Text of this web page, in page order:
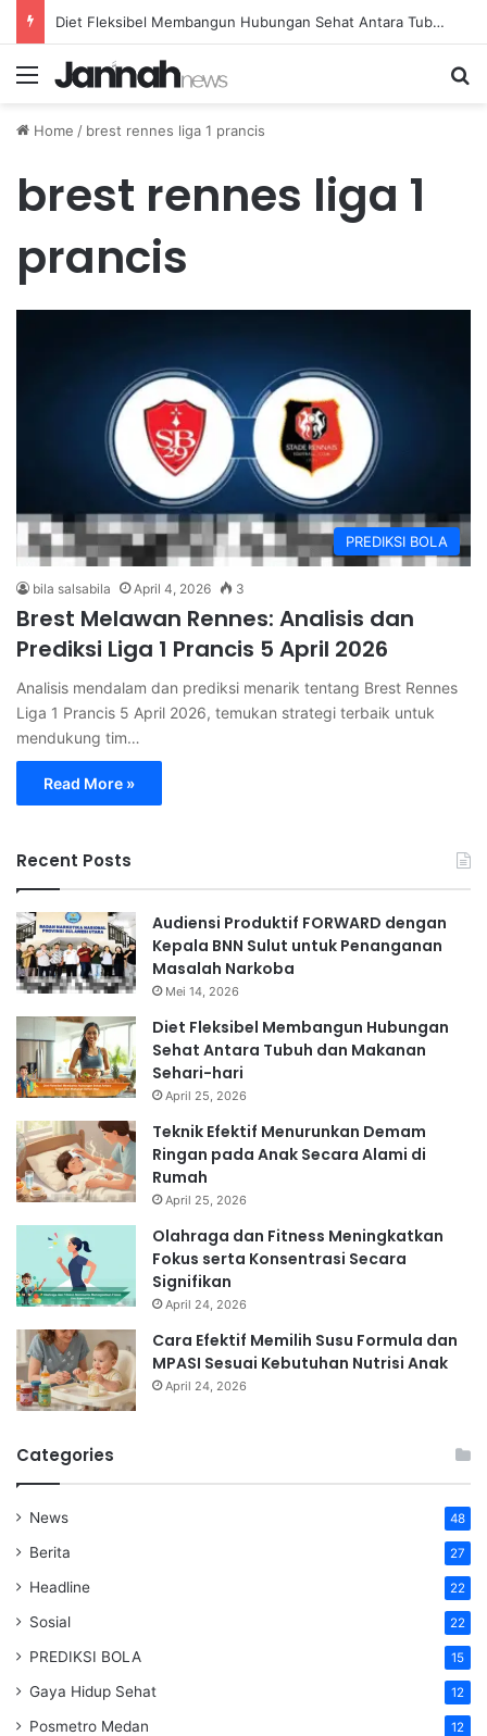
Diet Fleksibel Membangun Hubungan Sehat Antara Tubuh dan Makanan Sehari-hari
Menu
Home / brest rennes liga 1 prancis
brest rennes liga 1
prancis
PREDIKSI BOLA
bila salsabila April 4, 2026 3
Brest Melawan Rennes: Analisis dan
Prediksi Liga 1 Prancis 5 April 2026
Analisis mendalam dan prediksi menarik tentang Brest Rennes
Liga 1 Prancis 5 April 2026, temukan strategi terbaik untuk
mendukung tim…
Read More »
Recent Posts
Audiensi Produktif FORWARD dengan
Kepala BNN Sulut untuk Penanganan
Masalah Narkoba
Mei 14, 2026
Diet Fleksibel Membangun Hubungan
Sehat Antara Tubuh dan Makanan
Sehari-hari
April 25, 2026
Teknik Efektif Menurunkan Demam
Ringan pada Anak Secara Alami di
Rumah
April 25, 2026
Olahraga dan Fitness Meningkatkan
Fokus serta Konsentrasi Secara
Signifikan
April 24, 2026
Cara Efektif Memilih Susu Formula dan
MPASI Sesuai Kebutuhan Nutrisi Anak
April 24, 2026
Categories
News 48
Berita 27
Headline 22
Sosial 22
PREDIKSI BOLA 15
Gaya Hidup Sehat 12
Posmetro Medan 12